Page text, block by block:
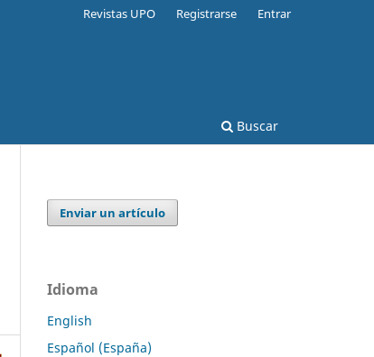
Buscar
Revistas UPO Registrarse Entrar
Enviar un artículo
Idioma
English
Español (España)